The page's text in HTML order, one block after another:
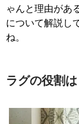
ゃんと理由があ
について解説し
ね。
ラグの役割は